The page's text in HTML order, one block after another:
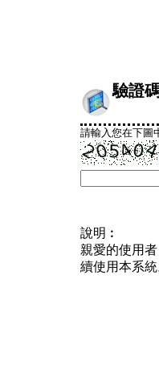
驗證
請輸入您在下圖
說明︰
親愛的使用
續使用本系統